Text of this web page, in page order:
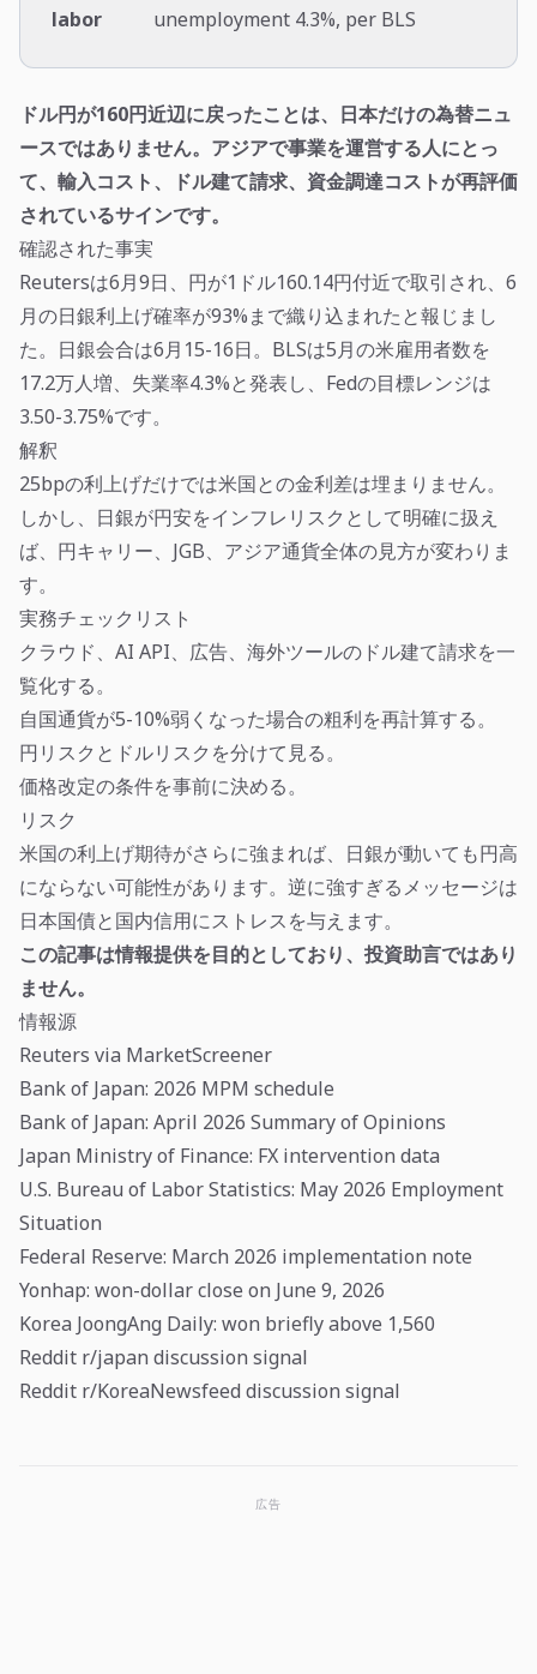
labor
unemployment 4.3%, per BLS
ドル円が160円近辺に戻ったことは、日本だけの為替ニュ
ースではありません。アジアで事業を運営する人にとっ
て、輸入コスト、ドル建て請求、資金調達コストが再評価
されているサインです。
確認された事実
Reutersは6月9日、円が1ドル160.14円付近で取引され、6
月の日銀利上げ確率が93%まで織り込まれたと報じまし
た。日銀会合は6月15-16日。BLSは5月の米雇用者数を
17.2万人増、失業率4.3%と発表し、Fedの目標レンジは
3.50-3.75%です。
解釈
25bpの利上げだけでは米国との金利差は埋まりません。
しかし、日銀が円安をインフレリスクとして明確に扱え
ば、円キャリー、JGB、アジア通貨全体の見方が変わりま
す。
実務チェックリスト
クラウド、AI API、広告、海外ツールのドル建て請求を一
覧化する。
自国通貨が5-10%弱くなった場合の粗利を再計算する。
円リスクとドルリスクを分けて見る。
価格改定の条件を事前に決める。
リスク
米国の利上げ期待がさらに強まれば、日銀が動いても円高
にならない可能性があります。逆に強すぎるメッセージは
日本国債と国内信用にストレスを与えます。
この記事は情報提供を目的としており、投資助言ではあり
ません。
情報源
Reuters via MarketScreener
Bank of Japan: 2026 MPM schedule
Bank of Japan: April 2026 Summary of Opinions
Japan Ministry of Finance: FX intervention data
U.S. Bureau of Labor Statistics: May 2026 Employment
Situation
Federal Reserve: March 2026 implementation note
Yonhap: won-dollar close on June 9, 2026
Korea JoongAng Daily: won briefly above 1,560
Reddit r/japan discussion signal
Reddit r/KoreaNewsfeed discussion signal
広告